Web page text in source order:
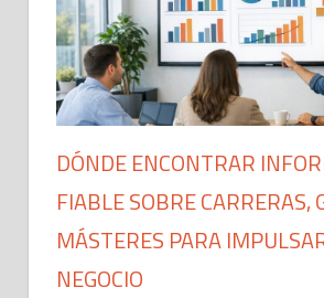
DÓNDE ENCONTRAR
FIABLE SOBRE CARRERAS,
MÁSTERES PARA
NEGOCIO